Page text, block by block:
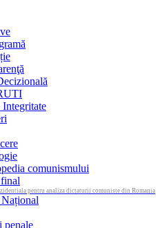
Integritate
comunismului
pentru analiza dictaturii comuniste din Romania
penale